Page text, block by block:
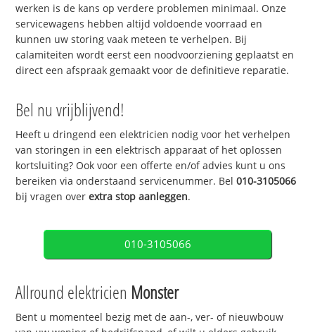
werken is de kans op verdere problemen minimaal. Onze
servicewagens hebben altijd voldoende voorraad en
kunnen uw storing vaak meteen te verhelpen. Bij
calamiteiten wordt eerst een noodvoorziening geplaatst en
direct een afspraak gemaakt voor de definitieve reparatie.
Bel nu vrijblijvend!
Heeft u dringend een elektricien nodig voor het verhelpen
van storingen in een elektrisch apparaat of het oplossen
kortsluiting? Ook voor een offerte en/of advies kunt u ons
bereiken via onderstaand servicenummer. Bel010-3105066
bij vragen overextra stop aanleggen.
010-3105066
Allround elektricien Monster
Bent u momenteel bezig met de aan-, ver- of nieuwbouw